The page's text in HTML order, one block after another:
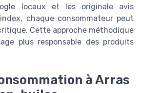
locaux et les originale avis
chaque consommateur peut
Cette approche méthodique
plus responsable des produits
à Arras